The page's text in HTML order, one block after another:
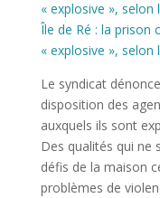
Île de Ré : la prison
« explosive », selon
Le syndicat
disposition des
auxquels ils sont
Des qualités qui ne
défis de la maison
problèmes de